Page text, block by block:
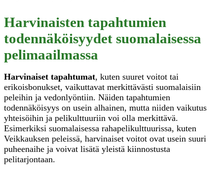
Harvinaisten tapahtumien
todennäköisyydet suomalaisessa
pelimaailmassa
Harvinaiset tapahtumat, kuten suuret voitot tai
erikoisbonukset, vaikuttavat merkittävästi suomalaisiin
peleihin ja vedonlyöntiin. Näiden tapahtumien
todennäköisyys on usein alhainen, mutta niiden vaikutus
yhteisöihin ja pelikulttuuriin voi olla merkittävä.
Esimerkiksi suomalaisessa rahapelikulttuurissa, kuten
Veikkauksen peleissä, harvinaiset voitot ovat usein suuri
puheenaihe ja voivat lisätä yleistä kiinnostusta
pelitarjontaan.